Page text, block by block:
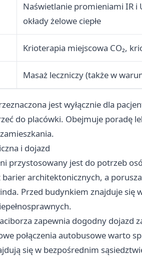
Naświetlanie promieniami IR i
okłady żelowe ciepłe
Krioterapia miejscowa CO₂,
Masaż leczniczy (także w
jest wyłącznie dla
do placówki. Obejmuje poradę
i dojazd
przystosowany jest do potrzeb
architektonicznych, a
Przed budynkiem znajduje się
zapewnia dogodny dojazd
połączenia autobusowe warto
się w bezpośrednim